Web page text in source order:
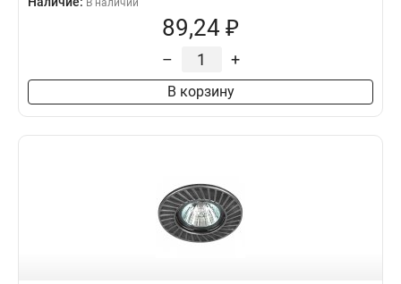
В наличии
89,24 ₽
– +
В корзину